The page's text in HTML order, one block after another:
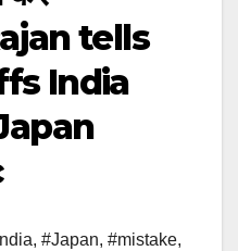
tells
India
, #Japan, #mistake,